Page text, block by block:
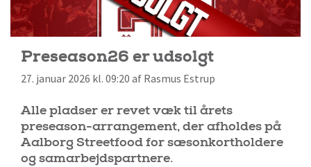
Preseason26 er udsolgt
27. januar 2026 kl. 09:20 af Rasmus Estrup
Alle pladser er revet væk til årets
preseason-arrangement, der afholdes på
Aalborg Streetfood for sæsonkortholdere
og samarbejdspartnere.